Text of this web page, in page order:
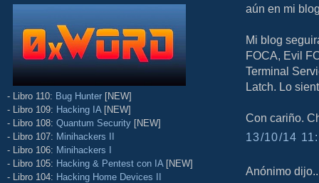
- Libro 110: Bug Hunter [NEW]
- Libro 109: Hacking IA [NEW]
- Libro 108: Quantum Security [NEW]
- Libro 107: Minihackers II
- Libro 106: Minihackers I
- Libro 105: Hacking & Pentest con IA [NEW]
- Libro 104: Hacking Home Devices II
aún en mi
Mi blog
FOCA, Evil
Terminal
Latch. Lo
Con cariño.
13/10/14
Anónimo